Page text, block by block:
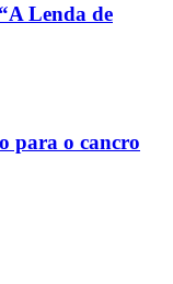
Lenda de
para o cancro